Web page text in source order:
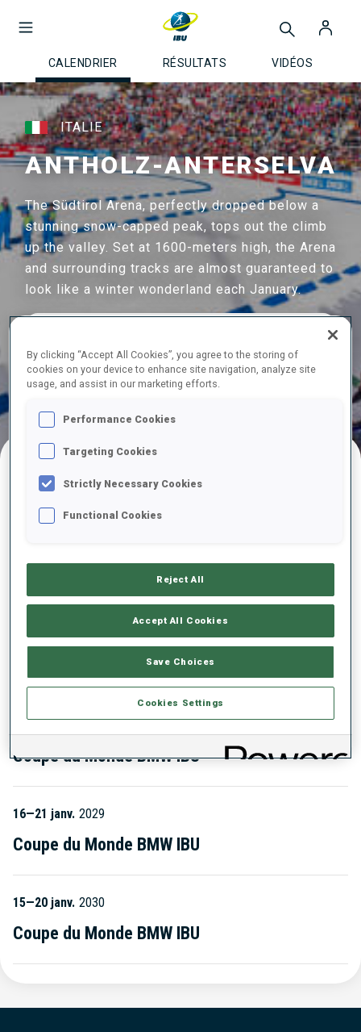
CALENDRIER RÉSULTATS VIDÉOS
ITALIE
ANTHOLZ-ANTERSELVA
The Südtirol Arena, perfectly dropped below a
stunning snow-capped peak, tops out the climb
up the valley. Set at 1600-meters high, the Arena
and surrounding tracks are almost guaranteed to
look like a winter wonderland each January.
Coupe du Monde BMW IBU
Aperçu Localisation
11—17 janv. 2027
Coupe du Monde BMW IBU
Coupe du Monde BMW IBU
16—21 janv. 2029
Coupe du Monde BMW IBU
15—20 janv. 2030
Coupe du Monde BMW IBU
By clicking “Accept All Cookies”, you agree to the storing of
cookies on your device to enhance site navigation, analyze site
usage, and assist in our marketing efforts.
Performance Cookies
Targeting Cookies
Strictly Necessary Cookies
Functional Cookies
Reject All
Accept All Cookies
Save Choices
Cookies Settings